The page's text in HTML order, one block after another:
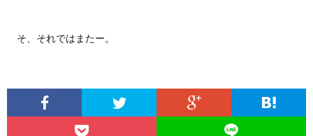
そ、それではまたー。